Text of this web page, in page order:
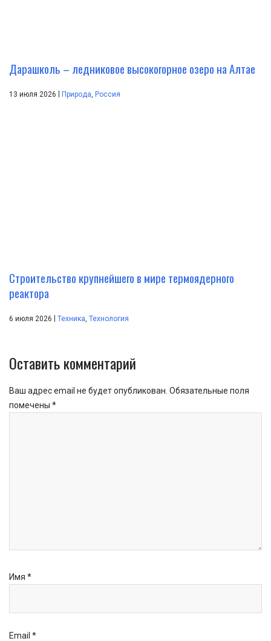
Дарашколь – ледниковое высокогорное озеро на Алтае
13 июля 2026 Природа, Россия
Строительство крупнейшего в мире термоядерного
реактора
6 июля 2026 Техника, Технология
Оставить комментарий
Ваш адрес email не будет опубликован. Обязательные поля
помечены *
Имя *
Email *